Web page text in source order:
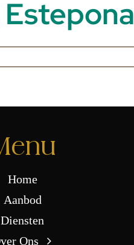
Home
Aanbod
Diensten
Ons